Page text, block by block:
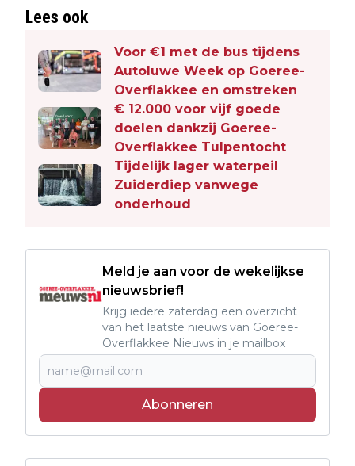
Lees ook
Voor €1 met de bus tijdens
Autoluwe Week op Goeree-
Overflakkee en omstreken
€ 12.000 voor vijf goede
doelen dankzij Goeree-
Overflakkee Tulpentocht
Tijdelijk lager waterpeil
Zuiderdiep vanwege
onderhoud
Meld je aan voor de wekelijkse
nieuwsbrief!
Krijg iedere zaterdag een overzicht
van het laatste nieuws van Goeree-
Overflakkee Nieuws in je mailbox
Abonneren